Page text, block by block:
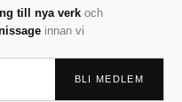
till nya verk och
innan vi
BLI MEDLEM